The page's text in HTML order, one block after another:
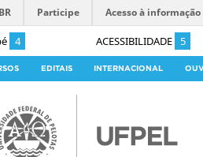
4 ACESSIBILIDADE 5
Participe Acesso à informação
EDITAIS INTERNACIONAL